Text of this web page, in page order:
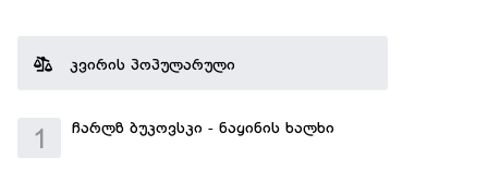
კვირის პოპულარული
1 ჩარლზ ბუკოვსკი - ნაყინის ხალხი